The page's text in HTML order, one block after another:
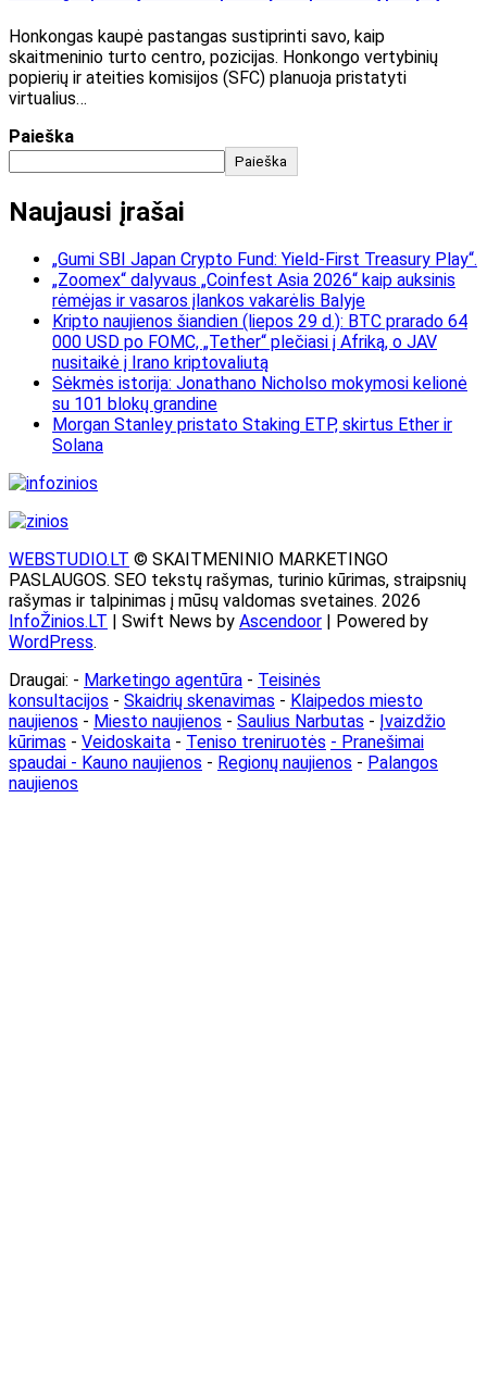
Honkongas kaupė pastangas sustiprinti savo, kaip
skaitmeninio turto centro, pozicijas. Honkongo vertybinių
popierių ir ateities komisijos (SFC) planuoja pristatyti
virtualius…
Paieška
Paieška
Naujausi įrašai
„Gumi SBI Japan Crypto Fund: Yield-First Treasury Play“.
„Zoomex“ dalyvaus „Coinfest Asia 2026“ kaip auksinis
rėmėjas ir vasaros įlankos vakarėlis Balyje
Kripto naujienos šiandien (liepos 29 d.): BTC prarado 64
000 USD po FOMC, „Tether“ plečiasi į Afriką, o JAV
nusitaikė į Irano kriptovaliutą
Sėkmės istorija: Jonathano Nicholso mokymosi kelionė
su 101 blokų grandine
Morgan Stanley pristato Staking ETP, skirtus Ether ir
Solana
WEBSTUDIO.LT © SKAITMENINIO MARKETINGO
PASLAUGOS. SEO tekstų rašymas, turinio kūrimas, straipsnių
rašymas ir talpinimas į mūsų valdomas svetaines. 2026
InfoŽinios.LT | Swift News by Ascendoor | Powered by
WordPress.
Draugai: - Marketingo agentūra - Teisinės
konsultacijos - Skaidrių skenavimas - Klaipedos miesto
naujienos - Miesto naujienos - Saulius Narbutas - Įvaizdžio
kūrimas - Veidoskaita - Teniso treniruotės - Pranešimai
spaudai - Kauno naujienos - Regionų naujienos - Palangos
naujienos